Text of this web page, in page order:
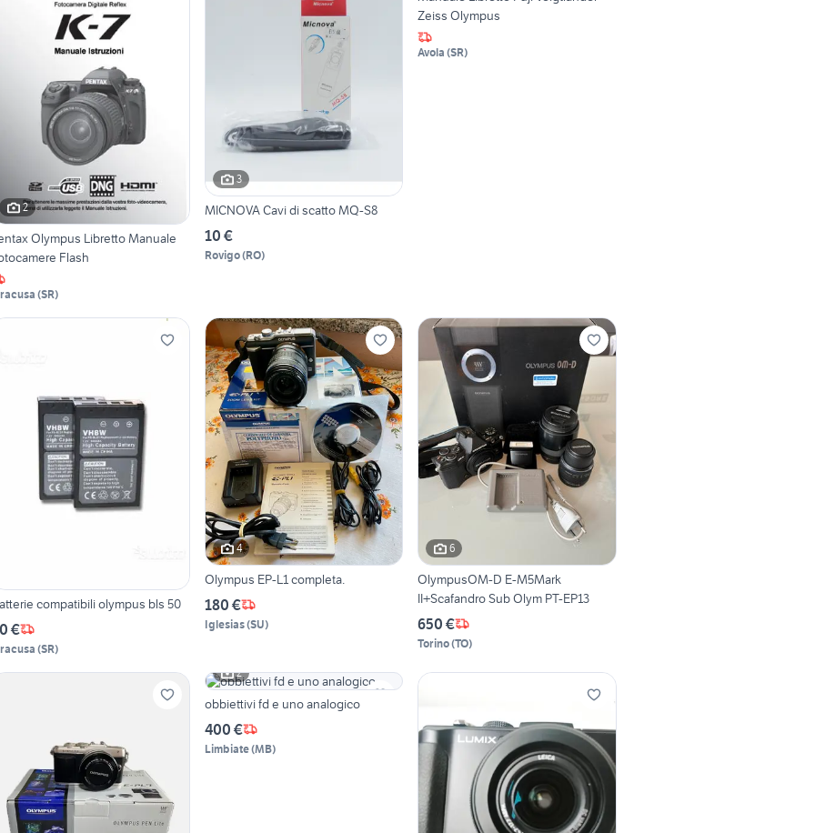
2
Olympus Libretto Manuale
Flash
(SR)
3
MICNOVA Cavi di scatto MQ-S8
10 €
Rovigo(RO)
Zeiss Olympus
Avola (SR)
compatibili olympus bls 50
€
(SR)
4
Olympus EP-L1 completa.
180 €
Iglesias(SU)
6
OlympusOM-D E-M5Mark
II+Scafandro Sub Olym PT-EP13
650 €
Torino(TO)
2
obbiettivi fd e uno analogico
400 €
Limbiate(MB)